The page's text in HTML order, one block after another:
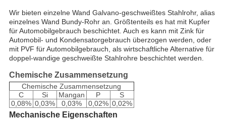
Wir bieten einzelne Wand Galvano-geschweißtes Stahlrohr, alias
einzelnes Wand Bundy-Rohr an. Größtenteils es hat mit Kupfer
für Automobilgebrauch beschichtet. Auch es kann mit Zink für
Automobil- und Kondensatorgebrauch überzogen werden, oder
mit PVF für Automobilgebrauch, als wirtschaftliche Alternative für
doppel-wandige geschweißte Stahlrohre beschichtet werden.
Chemische Zusammensetzung
Chemische Zusammensetzung
C
Si Mangan P
S
0,08% 0,03% 0,03% 0,02% 0,02%
Mechanische Eigenschaften